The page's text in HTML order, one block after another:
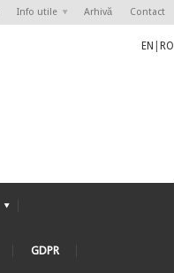
Info utile Arhivă Contact
EN RO
GDPR